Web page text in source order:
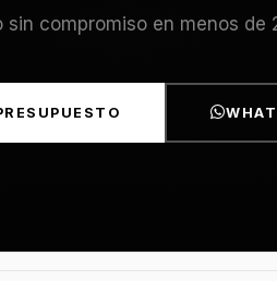
sin compromiso en menos de